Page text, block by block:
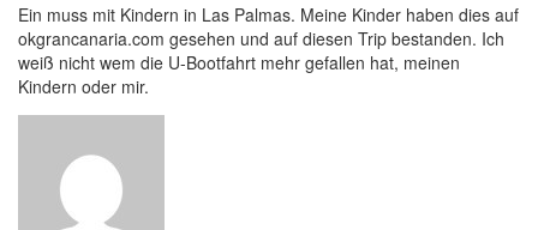
Ein muss mit Kindern in Las Palmas. Meine Kinder haben dies auf
okgrancanaria.com gesehen und auf diesen Trip bestanden. Ich
weiß nicht wem die U-Bootfahrt mehr gefallen hat, meinen
Kindern oder mir.